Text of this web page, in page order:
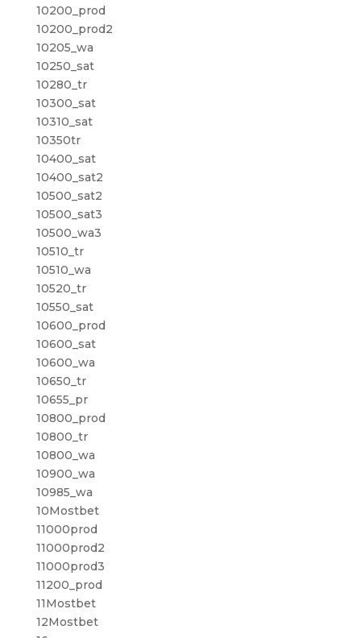
10200_prod
10200_prod2
10205_wa
10250_sat
10280_tr
10300_sat
10310_sat
10350tr
10400_sat
10400_sat2
10500_sat2
10500_sat3
10500_wa3
10510_tr
10510_wa
10520_tr
10550_sat
10600_prod
10600_sat
10600_wa
10650_tr
10655_pr
10800_prod
10800_tr
10800_wa
10900_wa
10985_wa
10Mostbet
11000prod
11000prod2
11000prod3
11200_prod
11Mostbet
12Mostbet